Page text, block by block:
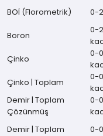
BOİ (Florometrik) 0-
Boron
0-
Çinko
0-
Çinko | Toplam
0-
Demir | Toplam
Çözünmüş
0-
Demir | Toplam 0-